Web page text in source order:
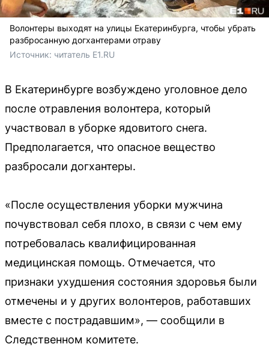
Волонтеры выходят на улицы Екатеринбурга, чтобы убрать
разбросанную догхантерами отраву
Источник: читатель E1.RU
В Екатеринбурге возбуждено уголовное дело
после отравления волонтера, который
участвовал в уборке ядовитого снега.
Предполагается, что опасное вещество
разбросали догхантеры.
«После осуществления уборки мужчина
почувствовал себя плохо, в связи с чем ему
потребовалась квалифицированная
медицинская помощь. Отмечается, что
признаки ухудшения состояния здоровья были
отмечены и у других волонтеров, работавших
вместе с пострадавшим», — сообщили в
Следственном комитете.